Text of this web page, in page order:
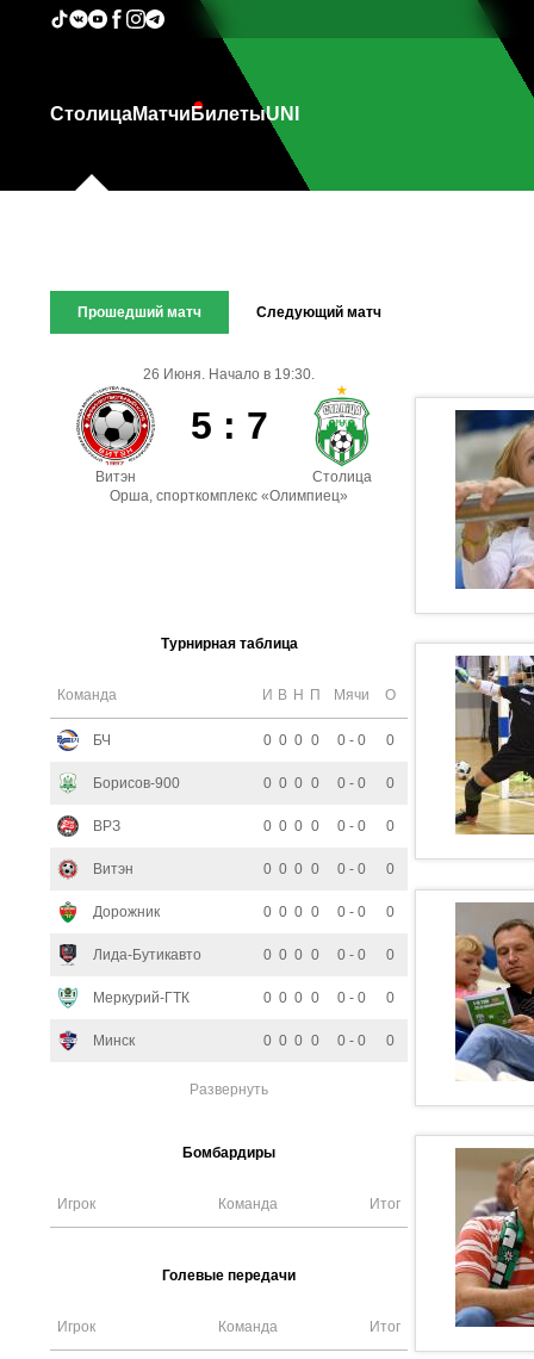
СтолицаМатчи БилетыUNI
Прошедший матч Следующий матч
26 Июня. Начало в 19:30.
5 : 7
Витэн
Столица
Орша, спорткомплекс «Олимпиец»
Турнирная таблица
Команда И В Н П Мячи О
БЧ 0 0 0 0 0 - 0 0
Борисов-900 0 0 0 0 0 - 0 0
ВРЗ 0 0 0 0 0 - 0 0
Витэн 0 0 0 0 0 - 0 0
Дорожник 0 0 0 0 0 - 0 0
Лида-Бутикавто 0 0 0 0 0 - 0 0
Меркурий-ГТК 0 0 0 0 0 - 0 0
Минск 0 0 0 0 0 - 0 0
Развернуть
Бомбардиры
Игрок Команда Итог
Голевые передачи
Игрок Команда Итог